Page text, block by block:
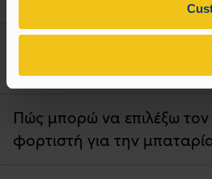
Ποια στοιχεία ασφαλείας
σε αυτούς τους φορτιστές;
Πώς μπορώ να επιλέξω τον
φορτιστή για την